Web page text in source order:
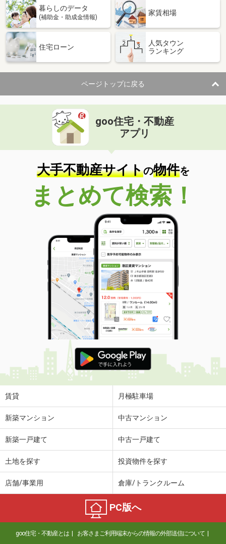
暮らしのデータ
(補助金・助成金情報)
家賃相場
住宅ローン
人気タウン
ランキング
ページトップに戻る
goo住宅・不動産
アプリ
大手不動産サイトの物件を
まとめて検索！
賃貸 月極駐車場
新築マンション 中古マンション
新築一戸建て 中古一戸建て
土地を探す 投資物件を探す
店舗/事業用 倉庫/トランクルーム
PC版へ
goo住宅・不動産とは お客さまご利用端末からの情報の外部送信について